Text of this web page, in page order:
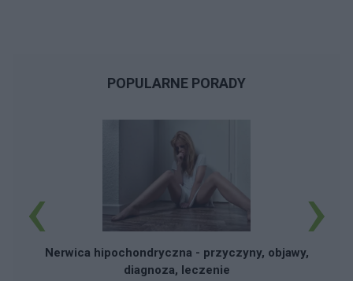
POPULARNE PORADY
Nerwica hipochondryczna - przyczyny, objawy,
diagnoza, leczenie
‹ ›